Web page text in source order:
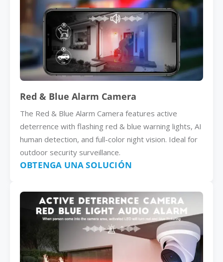
Red & Blue Alarm Camera
The Red & Blue Alarm Camera features active
deterrence with flashing red & blue warning lights, AI
human detection, and full-color night vision. Ideal for
outdoor security surveillance.
OBTENGA UNA SOLUCIÓN